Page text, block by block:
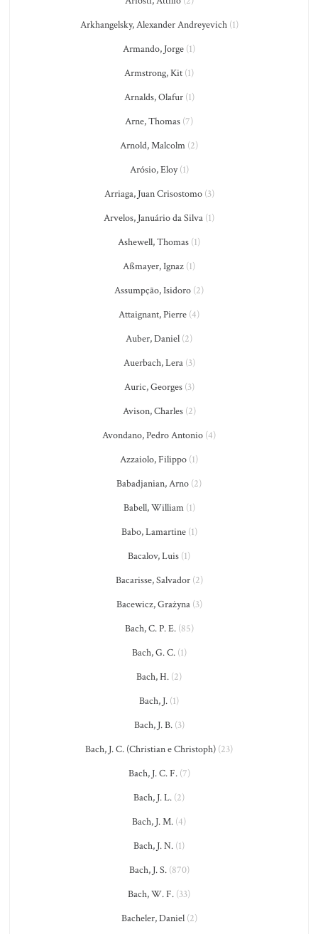
Arkhangelsky, Alexander Andreyevich(1)
Armando, Jorge (1)
Armstrong, Kit (1)
Arnalds, Olafur(1)
Arne, Thomas (7)
Arnold, Malcolm (2)
Arósio, Eloy(1)
Arriaga, Juan Crisostomo(3)
Arvelos, Januário da Silva (1)
Ashewell, Thomas (1)
Aßmayer, Ignaz (1)
Assumpção, Isidoro (2)
Attaignant, Pierre (4)
Auber, Daniel (2)
Auerbach, Lera(3)
Auric, Georges(3)
Avison, Charles(2)
Avondano, Pedro Antonio (4)
Azzaiolo, Filippo (1)
Babadjanian, Arno (2)
Babell, William(1)
Babo, Lamartine(1)
Bacalov, Luis (1)
Bacarisse, Salvador(2)
Bacewicz, Grażyna(3)
Bach, C. P. E.(85)
Bach, G. C.(1)
Bach, H. (2)
Bach, J. (1)
Bach, J. B.(3)
Bach, J. C. (Christian e Christoph) (23)
Bach, J. C. F.(7)
Bach, J. L. (2)
Bach, J. M. (4)
Bach, J. N. (1)
Bach, J. S.(870)
Bach, W. F. (33)
Bacheler, Daniel(2)